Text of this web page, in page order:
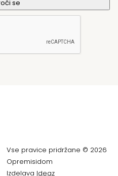
Vse pravice pridržane © 2026
Opremisidom
Izdelava Ideaz